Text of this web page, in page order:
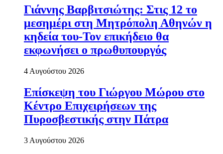
Γιάννης Βαρβιτσιώτης: Στις 12 το
μεσημέρι στη Μητρόπολη Αθηνών η
κηδεία του-Τον επικήδειο θα
εκφωνήσει ο πρωθυπουργός
4 Αυγούστου 2026
Επίσκεψη του Γιώργου Μώρου στο
Κέντρο Επιχειρήσεων της
Πυροσβεστικής στην Πάτρα
3 Αυγούστου 2026